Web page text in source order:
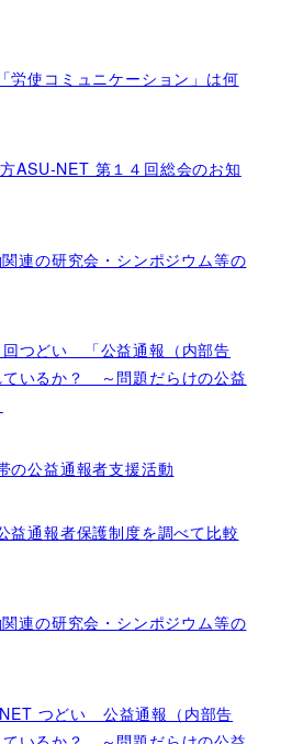
労使コミュニケーション」は何
ASU-NET 第１４回総会のお知
連の研究会・シンポジウム等の
つどい 「公益通報（内部告
いるか？ ～問題だらけの公益
の公益通報者支援活動
益通報者保護制度を調べて比較
連の研究会・シンポジウム等の
つどい 公益通報（内部告